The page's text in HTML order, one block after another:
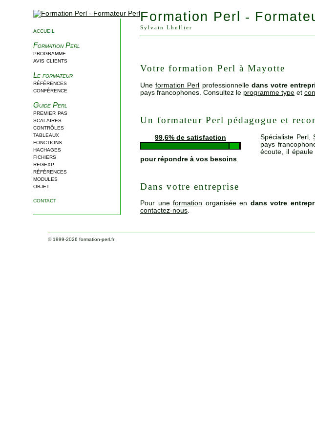
accueil
Formation Perl
programme
avis clients
Le formateur
références
conférence
Guide Perl
premier pas
scalaires
contrôles
tableaux
fonctions
hachages
fichiers
regexp
références
modules
objet
contact
Formation Perl -
Sylvain Lhullier
Votre formation Perl à Mayotte
Uneformation Perl professionnelle dans votre
pays francophones. Consultez le programme type et
Un formateur Perl pédagogue et
99,6% de satisfaction Spécialiste Perl,
pays
écoute, il
pour répondre à vos besoins
Dans votre entreprise
Pour uneformation organisée en dans votre
contactez-nous.
© 1999-2026 formation-perl.fr